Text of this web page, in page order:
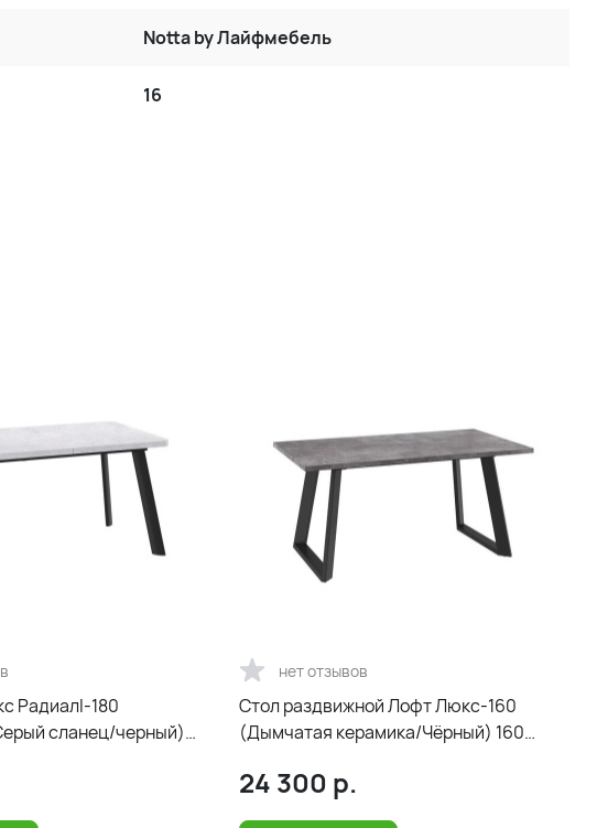
Notta by Лайфмебель
16
Радиалl-180
сланец/черный)
нет отзывов
Стол раздвижной Лофт Люкс-160
(Дымчатая керамика/Чёрный) 160
24 300 р.